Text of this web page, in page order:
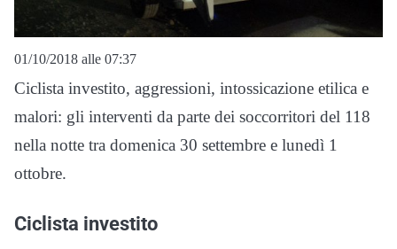
01/10/2018 alle 07:37
Ciclista investito, aggressioni, intossicazione etilica e
malori: gli interventi da parte dei soccorritori del 118
nella notte tra domenica 30 settembre e lunedì 1
ottobre.
Ciclista investito